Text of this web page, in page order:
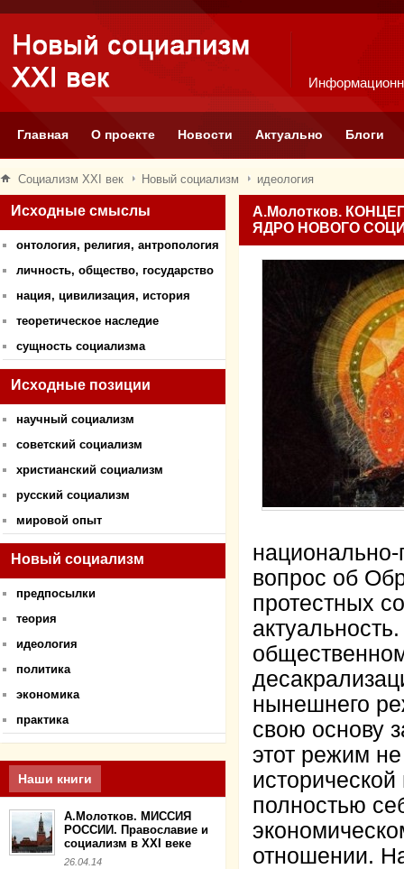
Главная О проекте Новости Актуально Блоги
Социализм XXI век Новый социализм идеология
Исходные смыслы
онтология, религия, антропология
личность, общество, государство
нация, цивилизация, история
теоретическое наследие
сущность социализма
Исходные позиции
научный социализм
советский социализм
христианский социализм
русский социализм
мировой опыт
Новый социализм
предпосылки
теория
идеология
политика
экономика
практика
Наши книги
А.Молотков. МИССИЯ
РОССИИ. Православие и
социализм в XXI веке
26.04.14
А.Молотков.
ЯДРО НОВОГО
национально-
вопрос об
протестных
нынешнего
свою основу
этот режим
полностью
отношении.